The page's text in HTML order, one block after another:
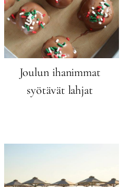
Joulun ihanimmat
syötävät lahjat